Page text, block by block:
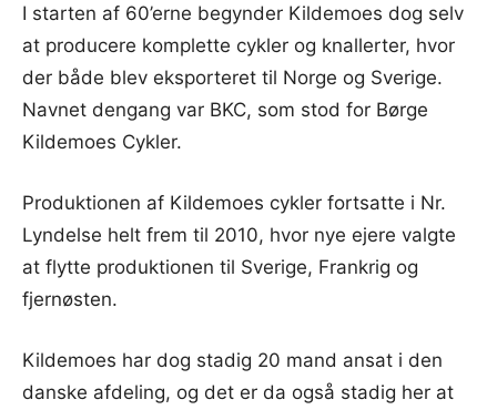
I starten af 60’erne begynder Kildemoes dog selv
at producere komplette cykler og knallerter, hvor
der både blev eksporteret til Norge og Sverige.
Navnet dengang var BKC, som stod for Børge
Kildemoes Cykler.
Produktionen af Kildemoes cykler fortsatte i Nr.
Lyndelse helt frem til 2010, hvor nye ejere valgte
at flytte produktionen til Sverige, Frankrig og
fjernøsten.
Kildemoes har dog stadig 20 mand ansat i den
danske afdeling, og det er da også stadig her at